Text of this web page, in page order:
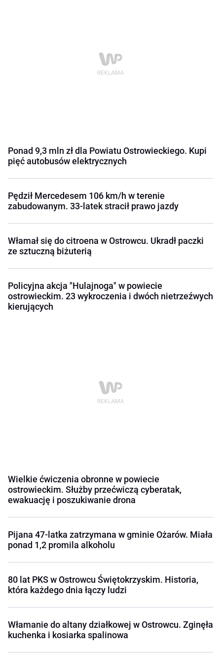
Ponad 9,3 mln zł dla Powiatu Ostrowieckiego. Kupi
pięć autobusów elektrycznych
Pędził Mercedesem 106 km/h w terenie
zabudowanym. 33-latek stracił prawo jazdy
Włamał się do citroena w Ostrowcu. Ukradł paczki
ze sztuczną biżuterią
Policyjna akcja "Hulajnoga" w powiecie
ostrowieckim. 23 wykroczenia i dwóch nietrzeźwych
kierujących
Wielkie ćwiczenia obronne w powiecie
ostrowieckim. Służby przećwiczą cyberatak,
ewakuację i poszukiwanie drona
Pijana 47-latka zatrzymana w gminie Ożarów. Miała
ponad 1,2 promila alkoholu
80 lat PKS w Ostrowcu Świętokrzyskim. Historia,
która każdego dnia łączy ludzi
Włamanie do altany działkowej w Ostrowcu. Zginęła
kuchenka i kosiarka spalinowa